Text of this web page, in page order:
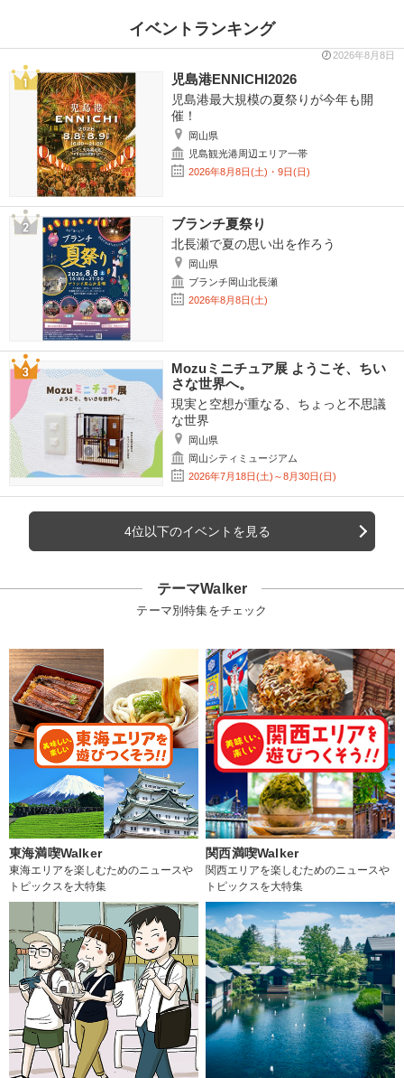
イベントランキング
2026年8月8日
児島港ENNICHI2026
児島港最大規模の夏祭りが今年も開
催！
岡山県
児島観光港周辺エリア一帯
2026年8月8日(土)・9日(日)
ブランチ夏祭り
北長瀬で夏の思い出を作ろう
岡山県
ブランチ岡山北長瀬
2026年8月8日(土)
Mozuミニチュア展 ようこそ、ちい
さな世界へ。
現実と空想が重なる、ちょっと不思議
な世界
岡山県
岡山シティミュージアム
2026年7月18日(土)～8月30日(日)
4位以下のイベントを見る
テーマWalker
テーマ別特集をチェック
東海満喫Walker
東海エリアを楽しむためのニュースや
トピックスを大特集
関西満喫Walker
関西エリアを楽しむためのニュースや
トピックスを大特集